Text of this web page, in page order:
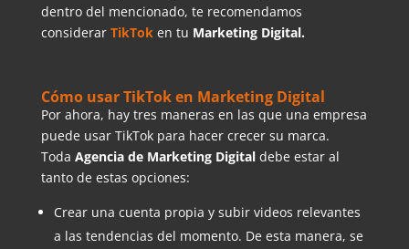
dentro del mencionado, te recomendamos
considerar TikTok en tu Marketing Digital.
Cómo usar TikTok en Marketing Digital
Por ahora, hay tres maneras en las que una empresa
puede usar TikTok para hacer crecer su marca.
Toda Agencia de Marketing Digitaldebe estar al
tanto de estas opciones:
Crear una cuenta propia y subir videos relevantes
a las tendencias del momento. De esta manera, se